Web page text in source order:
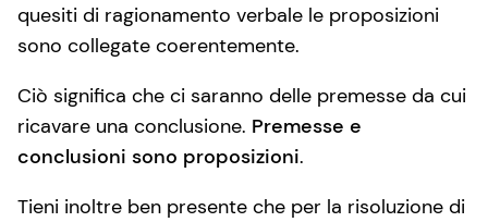
quesiti di ragionamento verbale le proposizioni
sono collegate coerentemente.
Ciò significa che ci saranno delle premesse da cui
ricavare una conclusione. Premesse e
conclusioni sono proposizioni.
Tieni inoltre ben presente che per la risoluzione di